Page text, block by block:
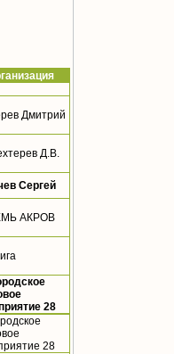
Дмитрий
Д.В.
Сергей
АКРОВ
28
28